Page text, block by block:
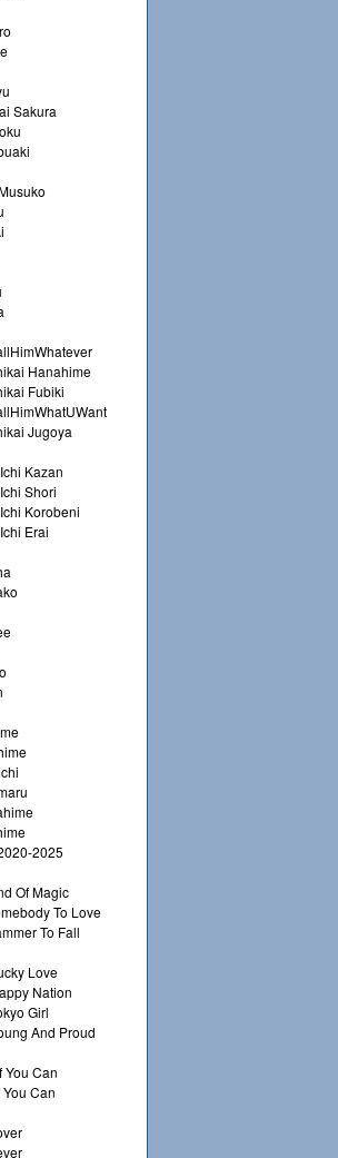
Sakura
Hanahime
Fubiki
Jugoya
Kazan
Shori
Korobeni
Erai
2025
Of Magic
To Love
To Fall
Love
Nation
Girl
And Proud
You Can
Can